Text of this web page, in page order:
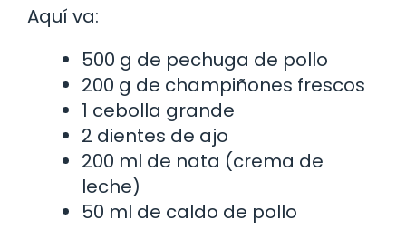
Aquí va:
500 g de pechuga de pollo
200 g de champiñones frescos
1 cebolla grande
2 dientes de ajo
200 ml de nata (crema de
leche)
50 ml de caldo de pollo